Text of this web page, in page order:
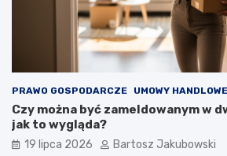
PRAWO GOSPODARCZE UMOWY HANDLOWE
Czy można być zameldowanym w
jak to wygląda?
19 lipca 2026 Bartosz Jakubowski